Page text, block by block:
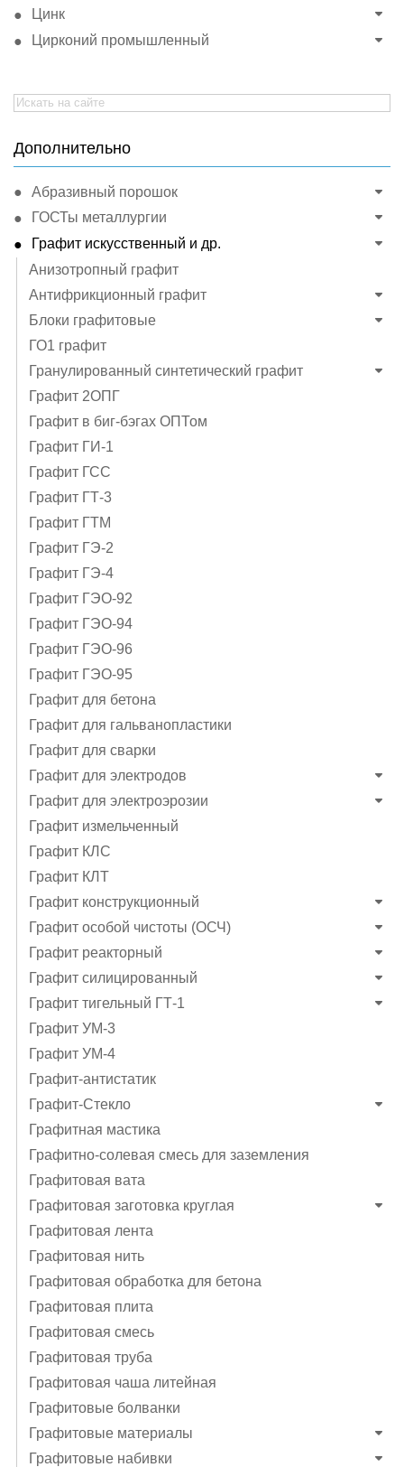
Цинк
Цирконий промышленный
Search
for:
Дополнительно
Абразивный порошок
ГОСТы металлургии
Графит искусственный и др.
Анизотропный графит
Антифрикционный графит
Блоки графитовые
ГО1 графит
Гранулированный синтетический графит
Графит 2ОПГ
Графит в биг-бэгах ОПТом
Графит ГИ-1
Графит ГСС
Графит ГТ-3
Графит ГТМ
Графит ГЭ-2
Графит ГЭ-4
Графит ГЭO-92
Графит ГЭO-94
Графит ГЭO-96
Графит ГЭО-95
Графит для бетона
Графит для гальванопластики
Графит для сварки
Графит для электродов
Графит для электроэрозии
Графит измельченный
Графит КЛС
Графит КЛТ
Графит конструкционный
Графит особой чистоты (ОСЧ)
Графит реакторный
Графит силицированный
Графит тигельный ГТ-1
Графит УМ-3
Графит УМ-4
Графит-антистатик
Графит-Стекло
Графитная мастика
Графитно-солевая смесь для заземления
Графитовая вата
Графитовая заготовка круглая
Графитовая лента
Графитовая нить
Графитовая обработка для бетона
Графитовая плита
Графитовая смесь
Графитовая труба
Графитовая чаша литейная
Графитовые болванки
Графитовые материалы
Графитовые набивки